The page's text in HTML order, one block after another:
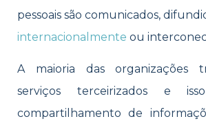
pessoais são comunicados,
internacionalmente ou
A maioria das organizações
serviços terceirizados e
compartilhamento de